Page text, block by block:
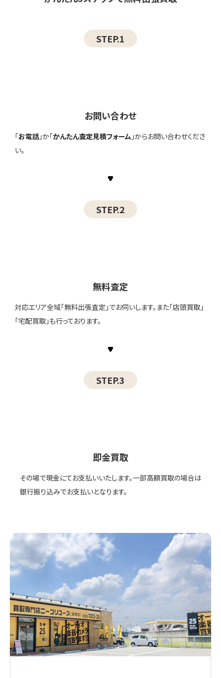
STEP.1
お問い合わせ
「お電話 」か「かんたん査定見積フォーム 」からお問い合わせくださ
い。
STEP.2
無料査定
対応エリア全域「無料出張査定」でお伺いします。また「店頭買取」
「宅配買取」も行っております。
STEP.3
即金買取
その場で現金にてお支払いいたします。一部高額買取の場合は
銀行振り込みでお支払いとなります。